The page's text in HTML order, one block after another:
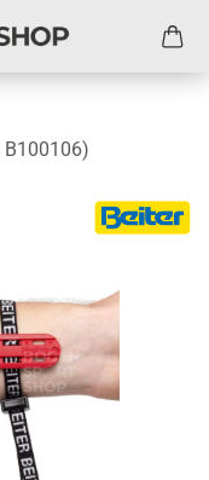
B100106)